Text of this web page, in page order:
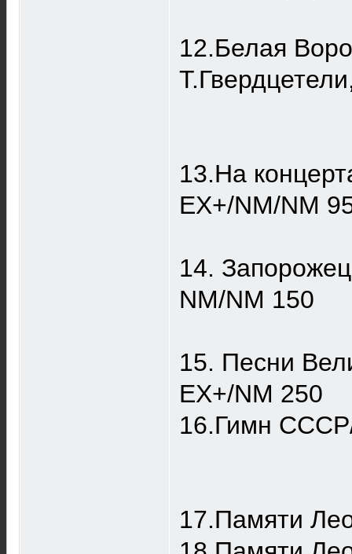
12.Белая
13.На
EX+/NM/NM
14.
NM/NM 150
15. Песни
EX+/NM 250
16.Гимн
17.Памяти